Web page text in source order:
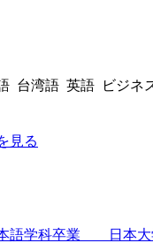
台湾語 英語 ビジネ
見る
本語学科卒業 日本